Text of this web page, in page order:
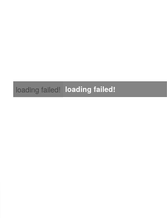
loading failed! loading failed!